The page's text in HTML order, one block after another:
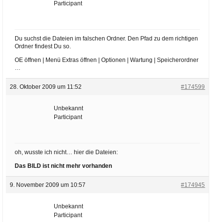
Participant
Du suchst die Dateien im falschen Ordner. Den Pfad zu dem richtigen
Ordner findest Du so.
OE öffnen | Menü Extras öffnen | Optionen | Wartung | Speicherordner
28. Oktober 2009 um 11:52 #174599
Unbekannt
Participant
oh, wusste ich nicht… hier die Dateien:
Das BILD ist nicht mehr vorhanden
9. November 2009 um 10:57 #174945
Unbekannt
Participant